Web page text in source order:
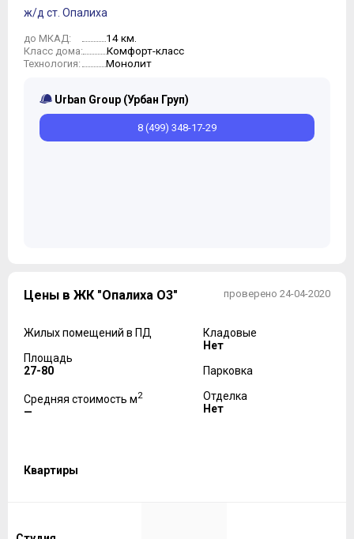
ж/д ст. Опалиха
до МКАД: 14 км.
Класс дома: Комфорт-класс
Технология: Монолит
Urban Group (Урбан Груп)
8 (499) 348-17-29
проверено 24-04-2020
Цены в ЖК "Опалиха О3"
Жилых помещений в ПД
Площадь
27-80
Средняя стоимость м2
—
Кладовые
Нет
Парковка
Отделка
Нет
Квартиры